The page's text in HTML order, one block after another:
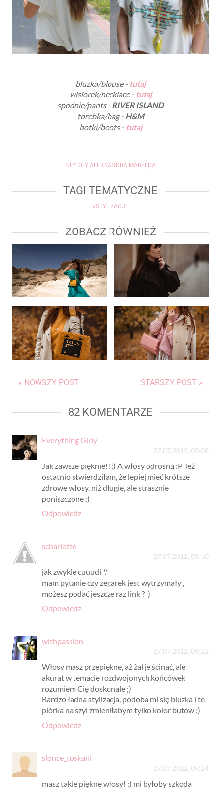
bluzka/blouse - tutaj
wisiorek/necklace -tutaj
spodnie/pants - RIVER ISLAND
torebka/bag - H&M
botki/boots - tutaj
STYLOLY ALEKSANDRA MARZĘDA
TAGI TEMATYCZNE
#STYLIZACJE
ZOBACZ RÓWNIEŻ
« NOWSZY POST STARSZY POST »
82 KOMENTARZE
Everything Girly
27.07.2012, 09:08
Jak zawsze pięknie!! :) A włosy odrosną :P Też
ostatnio stwierdziłam, że lepiej mieć krótsze
zdrowe włosy, niż długie, ale strasznie
poniszczone :)
Odpowiedz
scharlotte
27.07.2012, 09:10
jak zwykle cuuudi *.*
mam pytanie czy zegarek jest wytrzymały ,
możesz podać jeszcze raz link ? ;)
Odpowiedz
withpassion
27.07.2012, 09:22
Włosy masz przepiękne, aż żal je ścinać, ale
akurat w temacie rozdwojonych końcówek
rozumiem Cię doskonale ;)
Bardzo ładna stylizacja, podoba mi się bluzka i te
piórka na szyi zmieniłabym tylko kolor butów ;)
Odpowiedz
slonce_toskani
27.07.2012, 09:24
masz takie piękne włosy! :) mi byłoby szkoda